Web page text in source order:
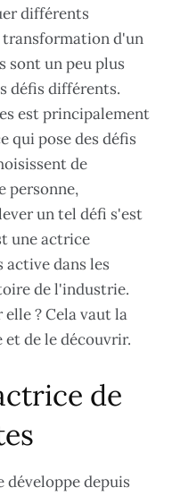
différents
transformation d'un
sont un peu plus
défis différents.
est principalement
qui pose des défis
de
personne,
un tel défi s'est
une actrice
dans les
de l'industrie.
? Cela vaut la
de le découvrir.
de
développe depuis